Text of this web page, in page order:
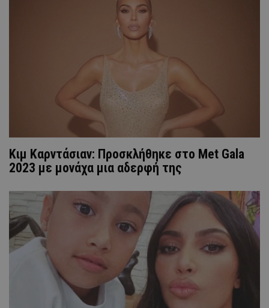
Κιμ Καρντάσιαν: Προσκλήθηκε στο Met Gala
2023 με μονάχα μια αδερφή της